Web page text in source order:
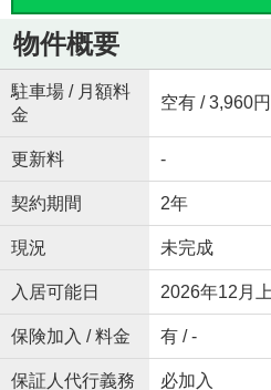
物件概要
駐車場 / 月額料
金
空有 / 3,960
更新料 -
契約期間 2年
現況 未完成
入居可能日 2026年12月
保険加入 / 料金 有 / -
保証人代行義務 必加入